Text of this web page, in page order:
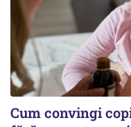
Cum convingi